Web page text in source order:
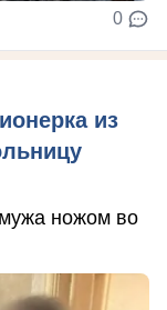
0
из
ножом во